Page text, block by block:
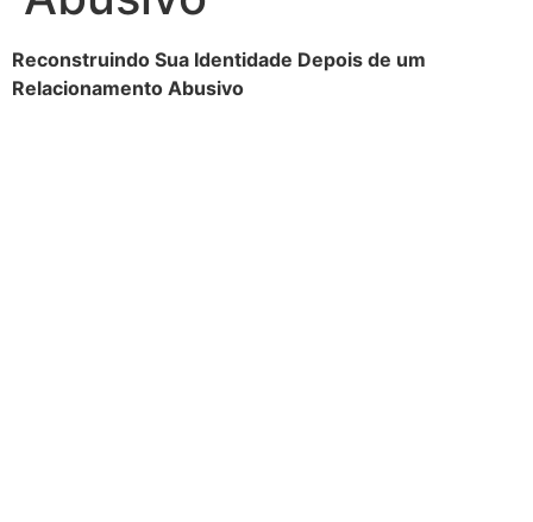
Reconstruindo Sua Identidade Depois de um
Relacionamento Abusivo